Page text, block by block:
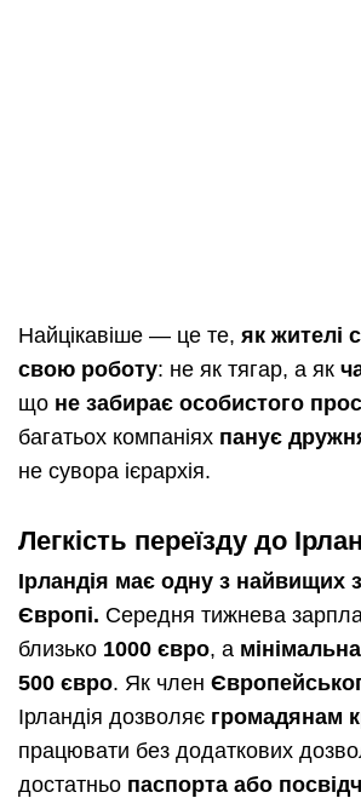
Найцікавіше — це те, як жителі
свою роботу: не як тягар, а як
що не забирає особистого
багатьох компаніях панує
не сувора ієрархія.
Легкість переїзду до
Ірландія має одну з найвищих
Європі. Середня тижнева
близько 1000 євро, а
500 євро. Як член
Ірландія дозволяє громадянам
працювати без додаткових
достатньо паспорта або